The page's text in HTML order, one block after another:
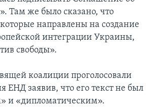
Там же было сказано, что
направлены на создание
интеграции Украины,
свободы».
коалиции проголосовали
ЕНД заявив, что его текст не был
и «дипломатическим».